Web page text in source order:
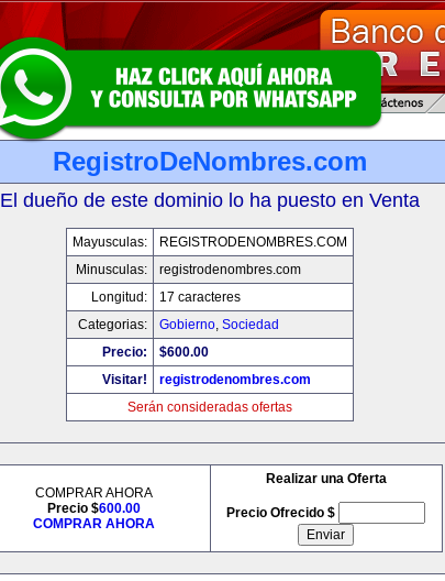
RegistroDeNombres.com
El dueño de este dominio lo ha puesto en Venta
Mayusculas:
REGISTRODENOMBRES.COM
Minusculas:
registrodenombres.com
Longitud:
17 caracteres
Categorias:
Gobierno, Sociedad
Precio:
$600.00
Visitar!
registrodenombres.com
Serán consideradas ofertas
COMPRAR AHORA
Precio $600.00
COMPRAR AHORA
Realizar una Oferta
Precio Ofrecido $